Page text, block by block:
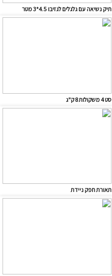
תיק נשיאה עם גלגלים לגזיבו 4.5*3 מטר
סט 4 משקולות 8 ק"ג
תאורת חפק ניידת